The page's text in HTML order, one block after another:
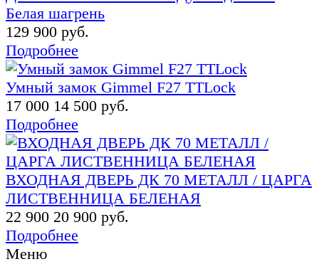
Белая шагрень
129 900 руб.
Подробнее
Умный замок Gimmel F27 TTLock
17 000 14 500 руб.
Подробнее
ВХОДНАЯ ДВЕРЬ ДК 70 МЕТАЛЛ / ЦАРГА
ЛИСТВЕННИЦА БЕЛЕНАЯ
22 900 20 900 руб.
Подробнее
Меню